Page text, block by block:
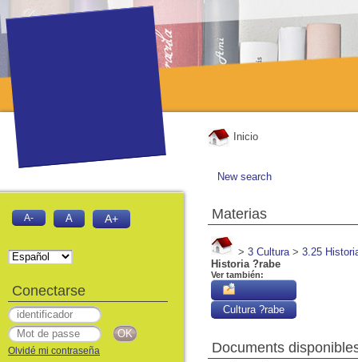
Inicio
New search
Materias
> 3 Cultura> 3.25
Historia ?rabe
Ver también:
Cultura ?rabe
Documents
A- A A+
Conectarse
Olvidé mi contraseña